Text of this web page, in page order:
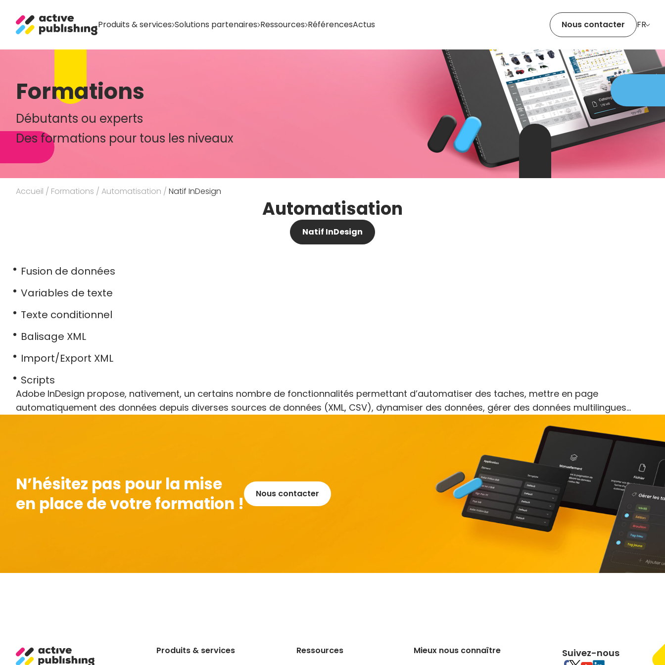
Produits & services Solutions partenaires Ressources RéférencesActus Nous contacter FR
Formations
Débutants ou experts
Des formations pour tous les niveaux
Accueil / Formations / Automatisation / Natif InDesign
Automatisation
Natif InDesign
Fusion de données
Variables de texte
Texte conditionnel
Balisage XML
Import/Export XML
Scripts
Adobe InDesign propose, nativement, un certains nombre de fonctionnalités permettant d’automatiser des taches, mettre en page
automatiquement des données depuis diverses sources de données (XML, CSV), dynamiser des données, gérer des données multilingues…
N’hésitez pas pour la mise
en place de votre formation !
Nous contacter
Produits & services Ressources Mieux nous connaître Suivez-nous